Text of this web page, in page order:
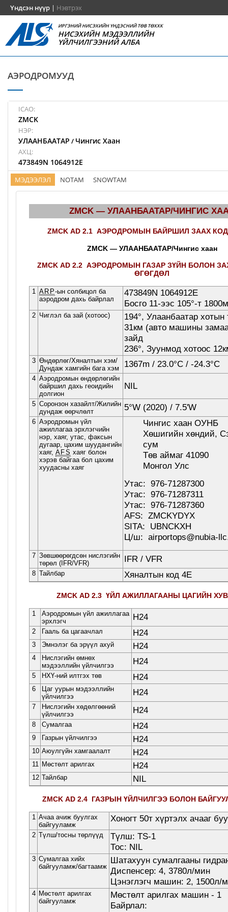
Үндсэн нүүр | Нэвтрэх
ИРГЭНИЙ НИСЭХИЙН ҮНДЭСНИЙ ТӨВ ТӨХХК
НИСЭХИЙН МЭДЭЭЛЛИЙН
ҮЙЛЧИЛГЭЭНИЙ АЛБА
АЭРОДРОМУУД
ICAO:
ZMCK
НЭР:
УЛААНБААТАР / Чингис Хаан
АХЦ:
473849N 1064912E
МЭДЭЭЛЭЛ NOTAM SNOWTAM